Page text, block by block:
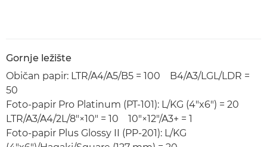
Gornje ležište
Običan papir: LTR/A4/A5/B5 = 100 B4/A3/LGL/LDR =
50
Foto-papir Pro Platinum (PT-101): L/KG (4"x6") = 20
LTR/A3/A4/2L/8"×10" = 10 10"×12"/A3+ = 1
Foto-papir Plus Glossy II (PP-201): L/KG